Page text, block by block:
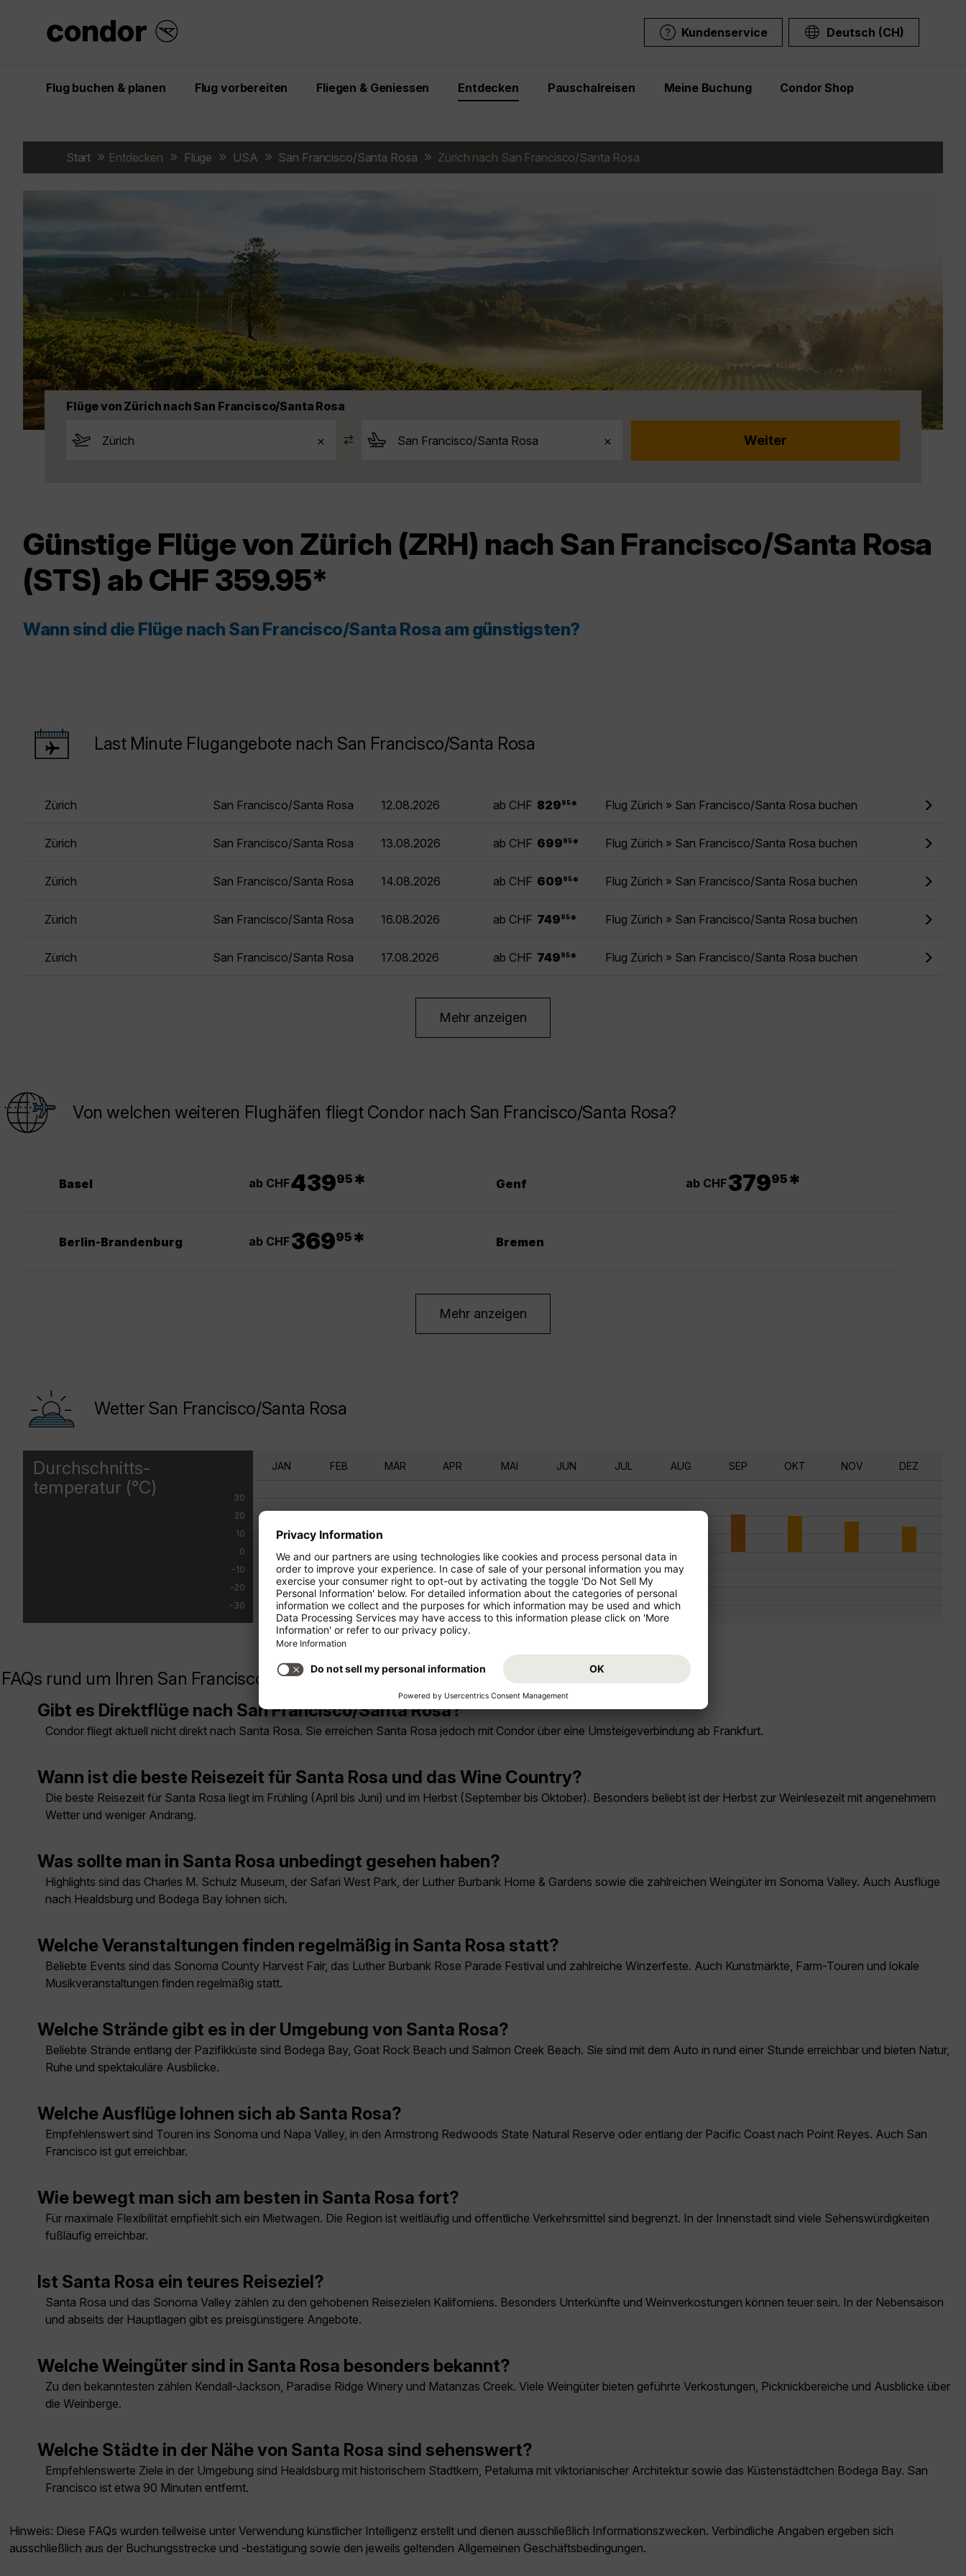
Kundenservice Deutsch (CH)
Flug buchen & planen Flug vorbereiten Fliegen & Geniessen Entdecken Pauschalreisen Meine Buchung Condor Shop
Start Entdecken Flüge USA San Francisco/Santa Rosa Zürich nach San Francisco/Santa Rosa
Flüge von Zürich nach San Francisco/Santa Rosa
Günstige Flüge von Zürich (ZRH) nach San Francisco/Santa Rosa
(STS) ab CHF 359.95*
Wann sind die Flüge nach San Francisco/Santa Rosa am günstigsten?
Last Minute Flugangebote nach San Francisco/Santa Rosa
Zürich San Francisco/Santa Rosa 12.08.2026 ab CHF 829 95 * Flug Zürich » San Francisco/Santa Rosa buchen
Zürich San Francisco/Santa Rosa 13.08.2026 ab CHF 699 95 * Flug Zürich » San Francisco/Santa Rosa buchen
Zürich San Francisco/Santa Rosa 14.08.2026 ab CHF 609 95 * Flug Zürich » San Francisco/Santa Rosa buchen
Zürich San Francisco/Santa Rosa 16.08.2026 ab CHF 749 95 * Flug Zürich » San Francisco/Santa Rosa buchen
Zürich San Francisco/Santa Rosa 17.08.2026 ab CHF 749 95 * Flug Zürich » San Francisco/Santa Rosa buchen
Mehr anzeigen
Von welchen weiteren Flughäfen fliegt Condor nach San Francisco/Santa Rosa?
Basel ab CHF43995 * Genf ab CHF37995 *
Berlin-Brandenburg ab CHF36995 * Bremen
Mehr anzeigen
Wetter San Francisco/Santa Rosa
Durchschnitts-
temperatur (°C)
30
20
10
0
-10
-20
-30
JAN FEB MÄR APR MAI JUN JUL AUG SEP OKT NOV DEZ
FAQs rund um Ihren San Francisco/Santa Rosa Flug
Gibt es Direktflüge nach San Francisco/Santa Rosa?
Condor fliegt aktuell nicht direkt nach Santa Rosa. Sie erreichen Santa Rosa jedoch mit Condor über eine Umsteigeverbindung ab Frankfurt.
Wann ist die beste Reisezeit für Santa Rosa und das Wine Country?
Die beste Reisezeit für Santa Rosa liegt im Frühling (April bis Juni) und im Herbst (September bis Oktober). Besonders beliebt ist der Herbst zur Weinlesezeit mit angenehmem
Wetter und weniger Andrang.
Was sollte man in Santa Rosa unbedingt gesehen haben?
Highlights sind das Charles M. Schulz Museum, der Safari West Park, der Luther Burbank Home & Gardens sowie die zahlreichen Weingüter im Sonoma Valley. Auch Ausflüge
nach Healdsburg und Bodega Bay lohnen sich.
Welche Veranstaltungen finden regelmäßig in Santa Rosa statt?
Beliebte Events sind das Sonoma County Harvest Fair, das Luther Burbank Rose Parade Festival und zahlreiche Winzerfeste. Auch Kunstmärkte, Farm-Touren und lokale
Musikveranstaltungen finden regelmäßig statt.
Welche Strände gibt es in der Umgebung von Santa Rosa?
Beliebte Strände entlang der Pazifikküste sind Bodega Bay, Goat Rock Beach und Salmon Creek Beach. Sie sind mit dem Auto in rund einer Stunde erreichbar und bieten Natur,
Ruhe und spektakuläre Ausblicke.
Welche Ausflüge lohnen sich ab Santa Rosa?
Empfehlenswert sind Touren ins Sonoma und Napa Valley, in den Armstrong Redwoods State Natural Reserve oder entlang der Pacific Coast nach Point Reyes. Auch San
Francisco ist gut erreichbar.
Wie bewegt man sich am besten in Santa Rosa fort?
Für maximale Flexibilität empfiehlt sich ein Mietwagen. Die Region ist weitläufig und öffentliche Verkehrsmittel sind begrenzt. In der Innenstadt sind viele Sehenswürdigkeiten
fußläufig erreichbar.
Ist Santa Rosa ein teures Reiseziel?
Santa Rosa und das Sonoma Valley zählen zu den gehobenen Reisezielen Kaliforniens. Besonders Unterkünfte und Weinverkostungen können teuer sein. In der Nebensaison
und abseits der Hauptlagen gibt es preisgünstigere Angebote.
Welche Weingüter sind in Santa Rosa besonders bekannt?
Zu den bekanntesten zählen Kendall-Jackson, Paradise Ridge Winery und Matanzas Creek. Viele Weingüter bieten geführte Verkostungen, Picknickbereiche und Ausblicke über
die Weinberge.
Welche Städte in der Nähe von Santa Rosa sind sehenswert?
Empfehlenswerte Ziele in der Umgebung sind Healdsburg mit historischem Stadtkern, Petaluma mit viktorianischer Architektur sowie das Küstenstädtchen Bodega Bay. San
Francisco ist etwa 90 Minuten entfernt.
Hinweis: Diese FAQs wurden teilweise unter Verwendung künstlicher Intelligenz erstellt und dienen ausschließlich Informationszwecken. Verbindliche Angaben ergeben sich
ausschließlich aus der Buchungsstrecke und -bestätigung sowie den jeweils geltenden Allgemeinen Geschäftsbedingungen.